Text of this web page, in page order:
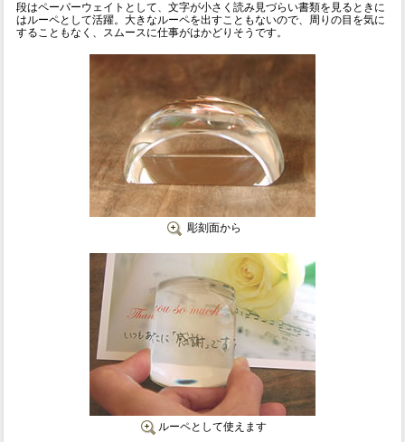
段はペーパーウェイトとして、文字が小さく読み見づらい書類を見るときに
はルーペとして活躍。大きなルーペを出すこともないので、周りの目を気に
することもなく、スムースに仕事がはかどりそうです。
彫刻面から
ルーペとして使えます